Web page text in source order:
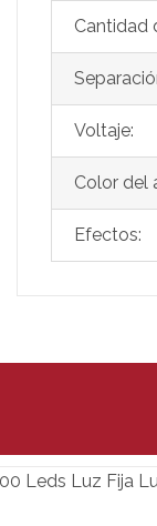
Cantidad
Voltaje:
Color del
Efectos: